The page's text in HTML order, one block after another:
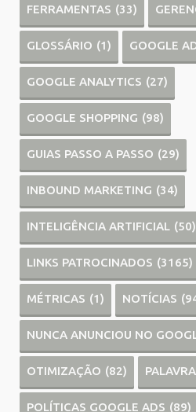
FERRAMENTAS (33)
GLOSSÁRIO (1) GOOGLE
GOOGLE ANALYTICS (27)
GOOGLE SHOPPING (98)
GUIAS PASSO A PASSO (29)
INBOUND MARKETING (34)
INTELIGÊNCIA ARTIFICIAL (50)
LINKS PATROCINADOS (3165)
MÉTRICAS (1) NOTÍCIAS
NUNCA ANUNCIOU NO
OTIMIZAÇÃO (82)
POLÍTICAS GOOGLE ADS (89)